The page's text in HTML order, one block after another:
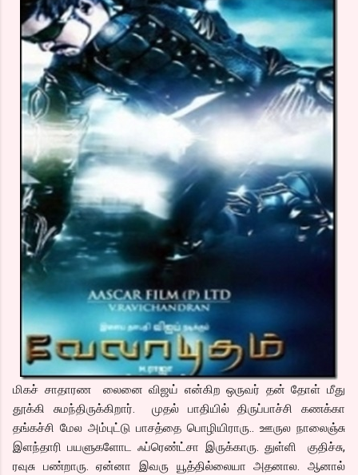
மிகச் சாதாரண லைனை விஜய் என்கிற ஒருவர் தன் தோள் மீது
தூக்கி சுமந்திருக்கிறார். முதல் பாதியில் திருப்பாச்சி கணக்கா
தங்கச்சி மேல அம்புட்டு பாசத்தை பொழியிராரு.. ஊருல நாலைஞ்சு
இளந்தாரி பயளுகளோட ஃப்ரெண்ட்சா இருக்காரு. துள்ளி குதிச்சு,
ரவுசு பண்றாரு. ஏன்னா இவரு யூத்தில்லையா அதனால. ஆனால்